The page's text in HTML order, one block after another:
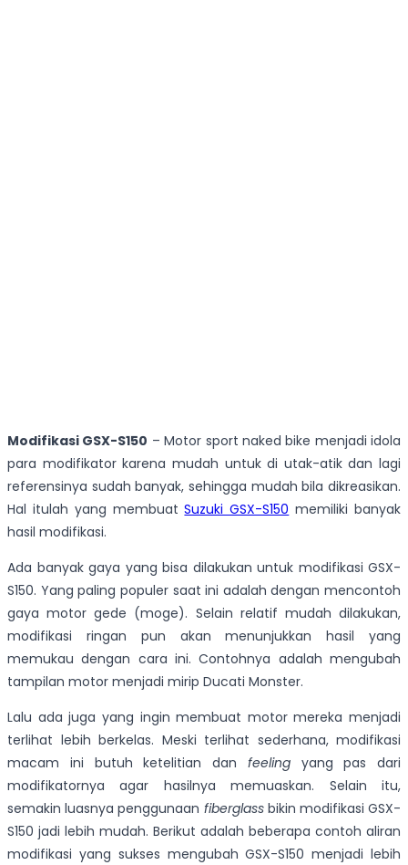
Modifikasi GSX-S150 – Motor sport naked bike menjadi idola
para modifikator karena mudah untuk di utak-atik dan lagi
referensinya sudah banyak, sehingga mudah bila dikreasikan.
Hal itulah yang membuatSuzuki GSX-S150 memiliki banyak
hasil modifikasi.
Ada banyak gaya yang bisa dilakukan untuk modifikasi GSX-
S150. Yang paling populer saat ini adalah dengan mencontoh
gaya motor gede (moge). Selain relatif mudah dilakukan,
modifikasi ringan pun akan menunjukkan hasil yang
memukau dengan cara ini. Contohnya adalah mengubah
tampilan motor menjadi mirip Ducati Monster.
Lalu ada juga yang ingin membuat motor mereka menjadi
terlihat lebih berkelas. Meski terlihat sederhana, modifikasi
macam ini butuh ketelitian dan feeling yang pas dari
modifikatornya agar hasilnya memuaskan. Selain itu,
semakin luasnya penggunaan fiberglassbikin modifikasi GSX-
S150 jadi lebih mudah. Berikut adalah beberapa contoh aliran
modifikasi yang sukses mengubah GSX-S150 menjadi lebih